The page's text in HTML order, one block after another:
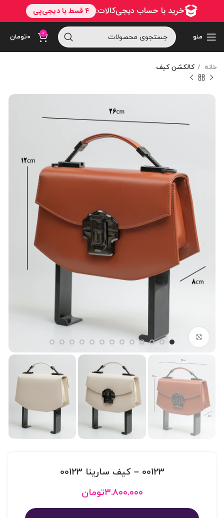
منو 0 ۰تومان
خانه کالکشن کیف
بزرگنمایی تصویر
00123 – کيف سارينا 00123
۳.۸۰۰.۰۰۰تومان